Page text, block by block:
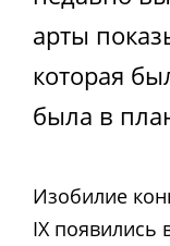
арты
которая
была в
Изобилие
IX появились